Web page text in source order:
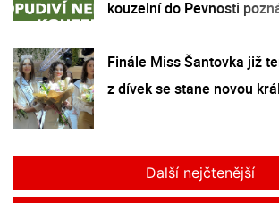
kouzelní do Pevnosti
Finále Miss Šantovka již
z dívek se stane novou
Další nejčtenější